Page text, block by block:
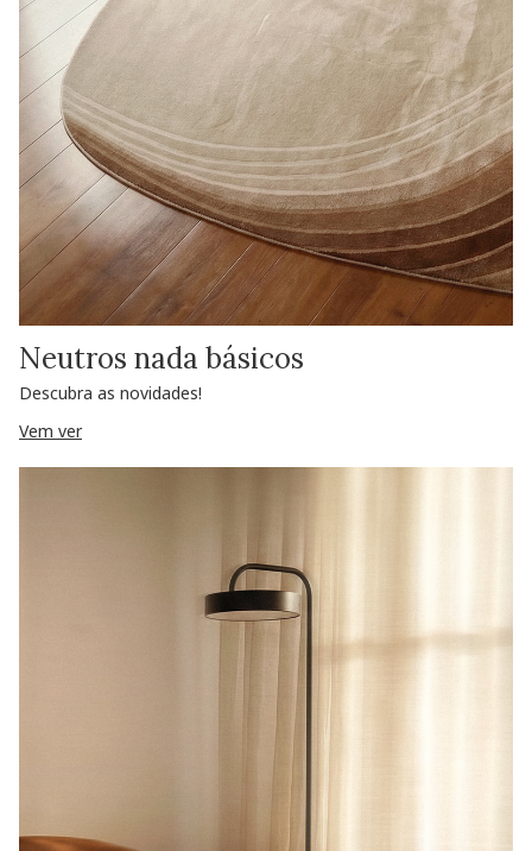
Neutros nada básicos
Descubra as novidades!
Vem ver